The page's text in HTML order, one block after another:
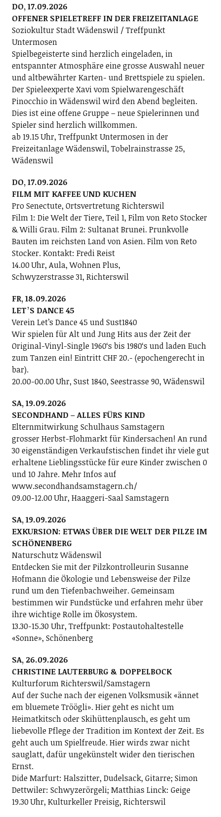
DO, 17.09.2026
OFFENER SPIELETREFF IN DER FREIZEITANLAGE
Soziokultur Stadt Wädenswil / Treffpunkt
Untermosen
Spielbegeisterte sind herzlich eingeladen, in
entspannter Atmosphäre eine grosse Auswahl neuer
und altbewährter Karten- und Brettspiele zu spielen.
Der Spieleexperte Xavi vom Spielwarengeschäft
Pinocchio in Wädenswil wird den Abend begleiten.
Dies ist eine offene Gruppe – neue Spielerinnen und
Spieler sind herzlich willkommen.
ab 19.15 Uhr, Treffpunkt Untermosen in der
Freizeitanlage Wädenswil, Tobelrainstrasse 25,
Wädenswil
DO, 17.09.2026
FILM MIT KAFFEE UND KUCHEN
Pro Senectute, Ortsvertretung Richterswil
Film 1: Die Welt der Tiere, Teil 1, Film von Reto Stocker
& Willi Grau. Film 2: Sultanat Brunei. Prunkvolle
Bauten im reichsten Land von Asien. Film von Reto
Stocker. Kontakt: Fredi Reist
14.00 Uhr, Aula, Wohnen Plus,
Schwyzerstrasse 31, Richterswil
FR, 18.09.2026
LETʼS DANCE 45
Verein Letʼs Dance 45 und Sust1840
Wir spielen für Alt und Jung Hits aus der Zeit der
Original-Vinyl-Single 1960ʻs bis 1980ʻs und laden Euch
zum Tanzen ein! Eintritt CHF 20.- (epochengerecht in
bar).
20.00-00.00 Uhr, Sust 1840, Seestrasse 90, Wädenswil
SA, 19.09.2026
SECONDHAND – ALLES FÜRS KIND
Elternmitwirkung Schulhaus Samstagern
grosser Herbst-Flohmarkt für Kindersachen! An rund
30 eigenständigen Verkaufstischen findet ihr viele gut
erhaltene Lieblingsstücke für eure Kinder zwischen 0
und 10 Jahre. Mehr Infos auf
www.secondhandsamstagern.ch/
09.00-12.00 Uhr, Haaggeri-Saal Samstagern
SA, 19.09.2026
EXKURSION: ETWAS ÜBER DIE WELT DER PILZE IM
SCHÖNENBERG
Naturschutz Wädenswil
Entdecken Sie mit der Pilzkontrolleurin Susanne
Hofmann die Ökologie und Lebensweise der Pilze
rund um den Tiefenbachweiher. Gemeinsam
bestimmen wir Fundstücke und erfahren mehr über
ihre wichtige Rolle im Ökosystem.
13.30-15.30 Uhr, Treffpunkt: Postautohaltestelle
«Sonne», Schönenberg
SA, 26.09.2026
CHRISTINE LAUTERBURG & DOPPELBOCK
Kulturforum Richterswil/Samstagern
Auf der Suche nach der eigenen Volksmusik «ännet
em bluemete Tröögli». Hier geht es nicht um
Heimatkitsch oder Skihüttenplausch, es geht um
liebevolle Pflege der Tradition im Kontext der Zeit. Es
geht auch um Spielfreude. Hier wirds zwar nicht
sauglatt, dafür ungekünstelt wider den tierischen
Ernst.
Dide Marfurt: Halszitter, Dudelsack, Gitarre; ­Simon
Dettwiler: Schwyzerörgeli; Matthias Linck: Geige
19.30 Uhr, Kulturkeller Preisig, Richterswil